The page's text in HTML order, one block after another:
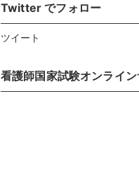
Twitter でフォロー
ツイート
看護師国家試験オンライ